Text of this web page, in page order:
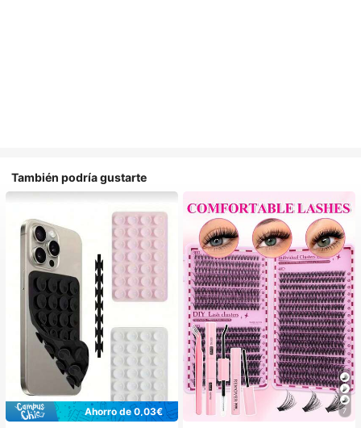
También podría gustarte
Ahorro de 0,03€
7